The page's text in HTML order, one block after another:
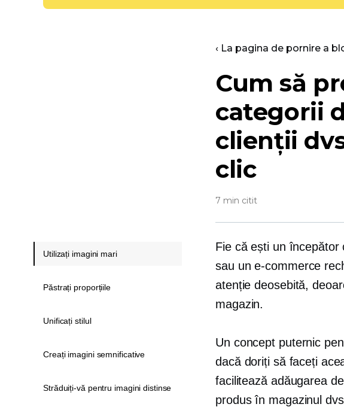
‹ La pagina de pornire a
Cum să
categorii
clienții
clic
7 min citit
Fie că ești un începător
sau une-commerce
atenție deosebită,
magazin.
Un concept puternic
dacă doriți să faceți
facilitează adăugarea
produs în magazinul
Utilizați imagini mari
Păstrați proporțiile
Unificați stilul
Creați imagini semnificative
Străduiți-vă pentru imagini distinse